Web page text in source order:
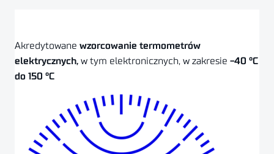
Akredytowane wzorcowanie termometrów
elektrycznych, w tym elektronicznych, w zakresie -40 °C
do 150 °C